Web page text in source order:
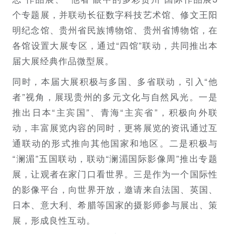
个专题展，并联动长征数字科技艺术馆、修文王阳
明纪念馆、贵州省民族博物馆、贵州省博物馆，在
各馆设置大展专区，通过“四馆”联动，共同推出本
届大展经典作品微型展。
同时，本届大展积极与多国、多省联动，引入“他
者”视角，展现贵州的多元文化与自然风光。一是
推出日本“主宾国”、青海“主宾省”，积极向外联
动，丰富展览内容的同时，更将展览的资讯通过互
通联动的形式推向其他国家和地区。二是积极与
“澜湄”五国联动，联动“澜湄国际影像周”推出专题
展，让观者在家门口看世界。三是作为一个国际性
的影像平台，向世界开放，邀请来自法国、英国、
日本、意大利、希腊等国家的摄影师参与展出、策
展，形成良性互动。